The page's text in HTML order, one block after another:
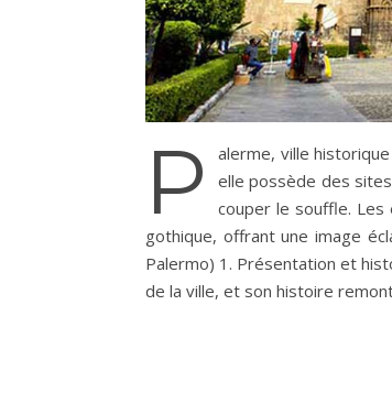
P
alerme, ville
elle possède des
couper le souffle. Les
gothique, offrant une image
Palermo) 1. Présentation et
de la ville, et son histoire